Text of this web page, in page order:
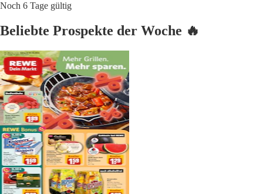
Noch 6 Tage gültig
Beliebte Prospekte der Woche 🔥